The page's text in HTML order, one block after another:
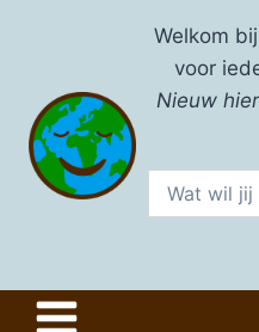
Welkom
voor
Nieuw